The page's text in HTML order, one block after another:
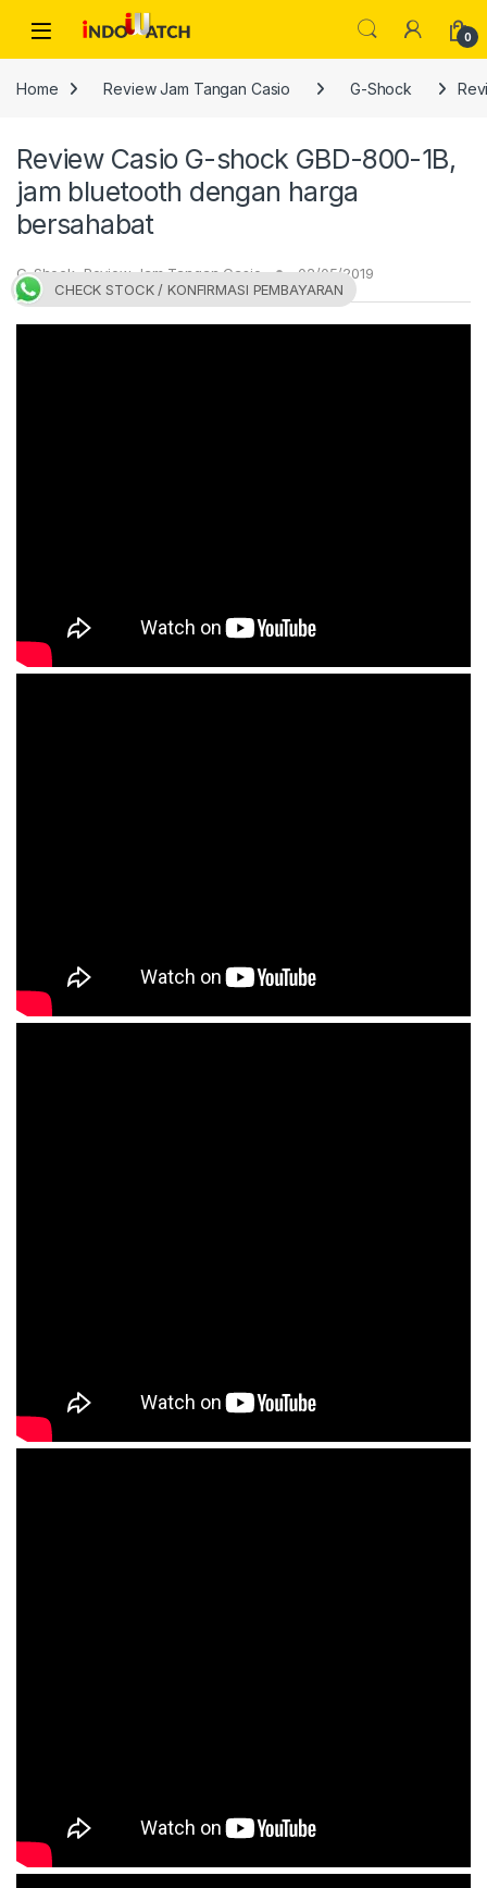
Open 0
Home Review Jam Tangan Casio G-Shock
Review Casio G-shock GBD-800-1B,
jam bluetooth dengan harga
bersahabat
G-Shock,Review Jam Tangan Casio 02/05/2019
CHECK STOCK / KONFIRMASI PEMBAYARAN